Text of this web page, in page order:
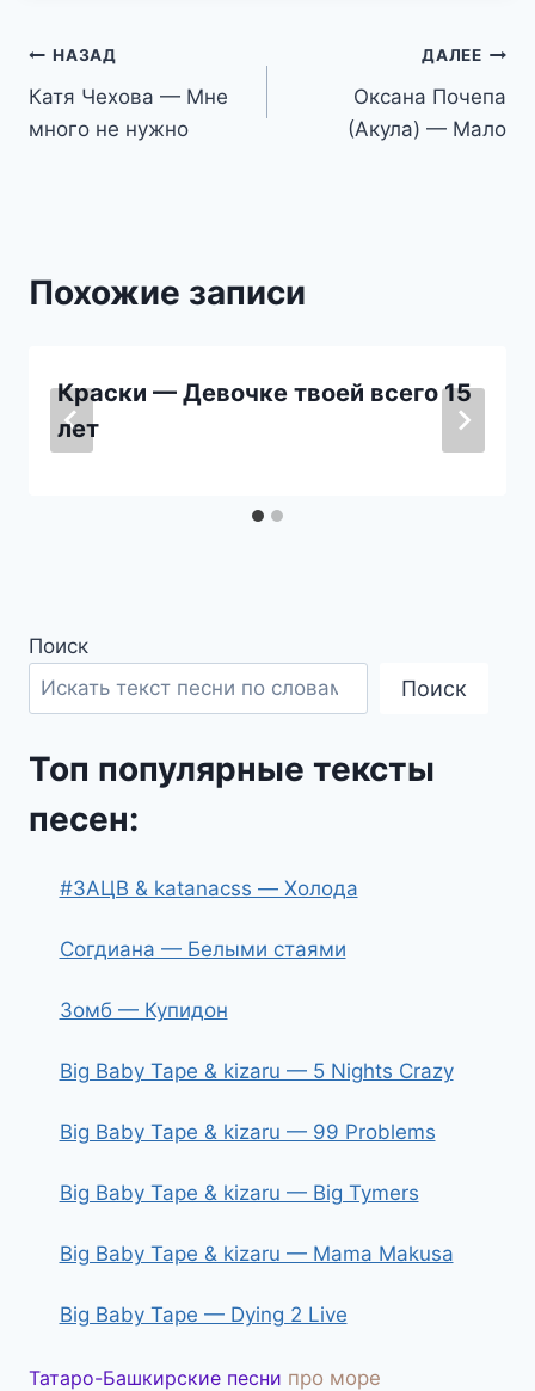
Навигация
по
НАЗАД
Катя Чехова — Мне
много не нужно
ДАЛЕЕ
Оксана Почепа
(Акула) — Мало
Похожие записи
Краски — Девочке твоей всего 15
лет
Поиск
Поиск
Топ популярные тексты
песен:
#ЗАЦВ & katanacss — Холода
Согдиана — Белыми стаями
Зомб — Купидон
Big Baby Tape & kizaru — 5 Nights Crazy
Big Baby Tape & kizaru — 99 Problems
Big Baby Tape & kizaru — Big Tymers
Big Baby Tape & kizaru — Mama Makusa
Big Baby Tape — Dying 2 Live
Татаро-Башкирские песни про море